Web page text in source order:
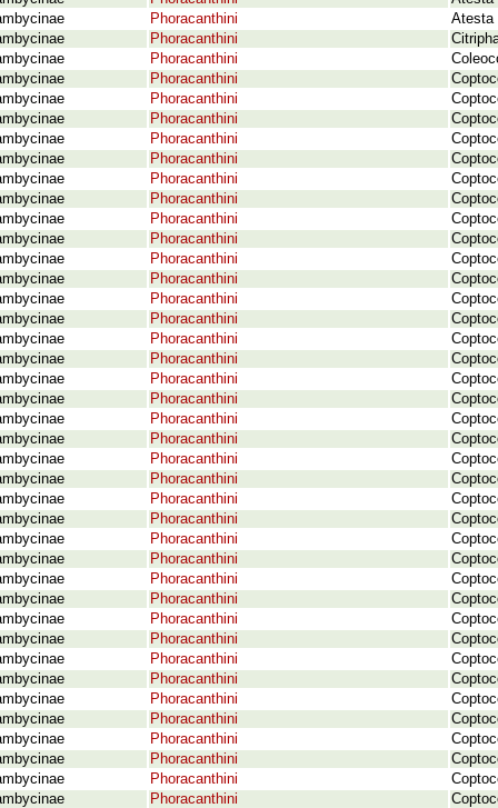
Phoracanthini
Atesta
Phoracanthini
Phoracanthini
Phoracanthini
Phoracanthini
Phoracanthini
Phoracanthini
Phoracanthini
Phoracanthini
Phoracanthini
Phoracanthini
Phoracanthini
Phoracanthini
Phoracanthini
Phoracanthini
Phoracanthini
Phoracanthini
Phoracanthini
Phoracanthini
Phoracanthini
Phoracanthini
Phoracanthini
Phoracanthini
Phoracanthini
Phoracanthini
Phoracanthini
Phoracanthini
Phoracanthini
Phoracanthini
Phoracanthini
Phoracanthini
Phoracanthini
Phoracanthini
Phoracanthini
Phoracanthini
Phoracanthini
Phoracanthini
Phoracanthini
Phoracanthini
Phoracanthini